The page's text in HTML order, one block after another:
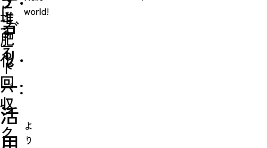
ゴ
リ
ー:
活
に
す
る
フ
ー
ド
バ
ン
ク
堆
肥
化・
回
収
world!
よ
り